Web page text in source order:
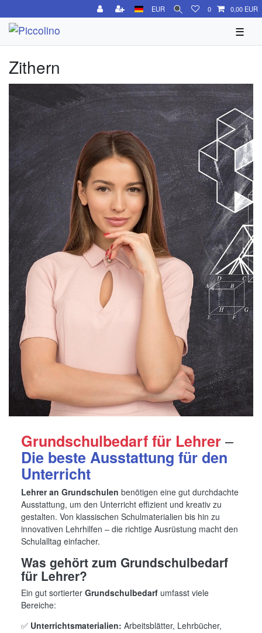
EUR 0 0,00 EUR
☰
Zithern
Grundschulbedarf für Lehrer–
Die beste Ausstattung für den
Unterricht
Lehrer an Grundschulen benötigen eine gut durchdachte
Ausstattung, um den Unterricht effizient und kreativ zu
gestalten. Von klassischen Schulmaterialien bis hin zu
innovativen Lehrhilfen – die richtige Ausrüstung macht den
Schulalltag einfacher.
Was gehört zum Grundschulbedarf
für Lehrer?
Ein gut sortierter Grundschulbedarf umfasst viele
Bereiche:
✅ Unterrichtsmaterialien: Arbeitsblätter, Lehrbücher,